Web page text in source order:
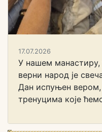
17.07.2026
У нашем манастиру,
верни народ је
Дан испуњен
тренуцима које